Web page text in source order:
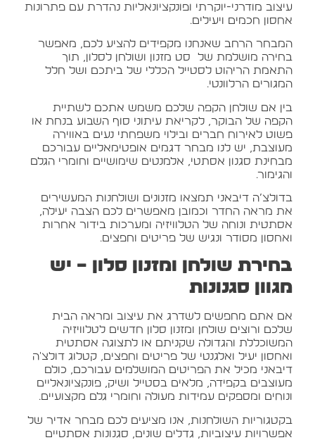
עיצוב מודרני-יוקרתי ופונקציונאליות נהדרת עם פתרונות
אחסון חכמים ויעילים.
המבחר הרחב שאנחנו מקפידים להציע לכם, מאפשר
בחירה מושלמת של סט מזנון ושולחן לסלון, תוך
התאמת הריהוט לסטייל הכללי של ביתכם ושל חלל
המגורים הרלוונטי.
בין אם שולחן הקפה שלכם משמש אתכם לשתיית
הקפה של הבוקר, לקריאת עיתוני סוף השבוע בנחת או
פשוט לאירוח חברים ובילוי משפחתי נעים באווירה
מעוצבת, יש לנו מבחר דגמים אופטימאליים עבורכם
מבחינת סגנון אסתטי, אלמנטים שימושיים וחומרי הגלם
והגימור.
בדולצ’ה דיבאני תמצאו מזנונים ושולחנות המעשירים
את מראה החדר וכמובן מאפשרים לכם הצבה יעילה,
אסתטית ונוחה של הטלוויזיה ומערכות בידור אחרות
ואחסון מסודר ונגיש של פריטים וחפצים.
בחירת שולחן ומזנון סלון – יש
מגוון סגנונות
אם אתם מחפשים לשדרג את עיצוב ומראה הבית
שלכם ורוצים שולחן ומזנון סלון חדשים לטלוויזיה
המשוכללת והגדולה שקניתם או לתצוגה אסתטית
ואחסון יעיל ואלגנטי של פריטים וחפצים, קטלוג דולצ'ה
דיבאני מכיל את הפריטים המושלמים עבורכם, כולם
מעוצבים בקפידה, מלאים בסטייל ושיק, פונקציונאליים
ונוחים ומספקים עמידות מעולה וחומרי גלם מקצועיים.
בקטגוריות השולחנות, אנו מציעים לכם מבחר אדיר של
אפשרויות עיצוביות, גדלים שונים, סגנונות אסתטיים